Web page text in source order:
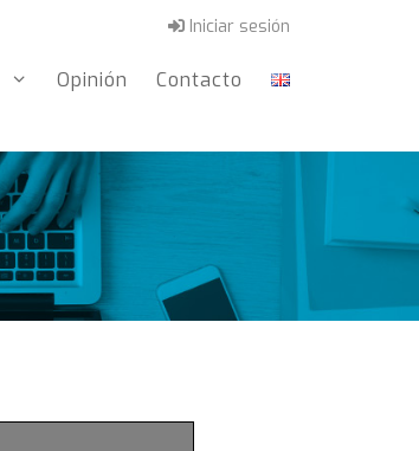
Iniciar sesión
Opinión Contacto